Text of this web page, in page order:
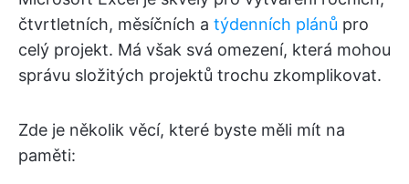
čtvrtletních, měsíčních a týdenních plánů pro
celý projekt. Má však svá omezení, která mohou
správu složitých projektů trochu zkomplikovat.
Zde je několik věcí, které byste měli mít na
paměti: